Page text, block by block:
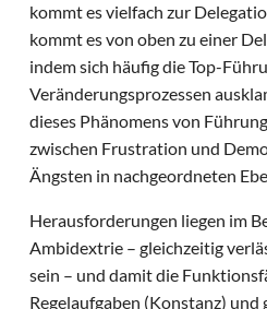
kommt es vielfach zur
kommt es von oben zu einer
indem sich häufig die Top-
Veränderungsprozessen
dieses Phänomens von
zwischen Frustration und
Ängsten in nachgeordneten
Herausforderungen liegen im
Ambidextrie – gleichzeitig
sein – und damit die
Regelaufgaben (Konstanz) und